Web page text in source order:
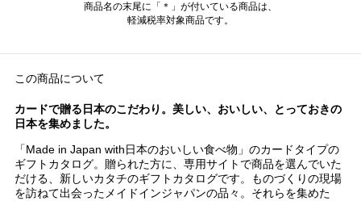
商品名の末尾に「＊」が付いている商品は、
軽減税率対象商品です。
この商品について
カードで贈る日本のこだわり。美しい、おいしい、とっておきの
日本を集めました。
「Made in Japan with日本のおいしい食べ物」のカードタイプの
ギフトカタログ。贈られた方に、専用サイトで商品を選んでいた
だける、新しいカタチのギフトカタログです。ものづくりの現場
を訪ねて出会ったメイドインジャパンの品々。それらを集めた